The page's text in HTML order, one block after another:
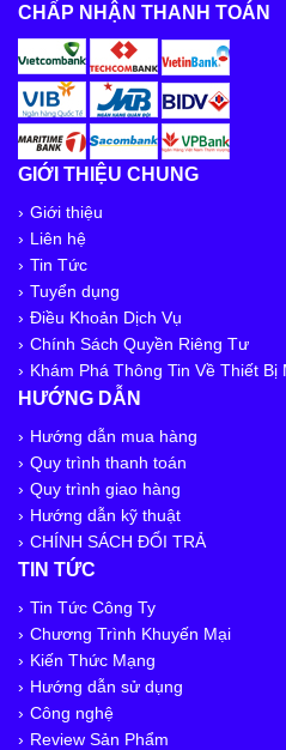
CHẤP NHẬN THANH TOÁN
GIỚI THIỆU CHUNG
Giới thiệu
Liên hệ
Tin Tức
Tuyển dụng
Điều Khoản Dịch Vụ
Chính Sách Quyền Riêng Tư
Khám Phá Thông Tin Về Thiết Bị
HƯỚNG DẪN
Hướng dẫn mua hàng
Quy trình thanh toán
Quy trình giao hàng
Hướng dẫn kỹ thuật
CHÍNH SÁCH ĐỔI TRẢ
TIN TỨC
Tin Tức Công Ty
Chương Trình Khuyến Mại
Kiến Thức Mạng
Hướng dẫn sử dụng
Công nghệ
Review Sản Phẩm